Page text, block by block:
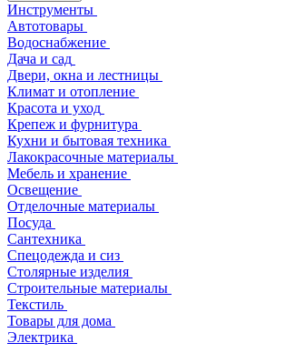
Инструменты
Автотовары
Водоснабжение
Дача и сад
Двери, окна и лестницы
Климат и отопление
Красота и уход
Крепеж и фурнитура
Кухни и бытовая техника
Лакокрасочные материалы
Мебель и хранение
Освещение
Отделочные материалы
Посуда
Сантехника
Спецодежда и сиз
Столярные изделия
Строительные материалы
Текстиль
Товары для дома
Электрика